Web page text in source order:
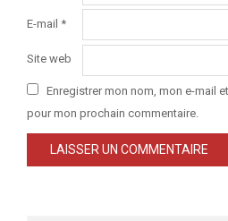
E-mail *
Site web
Enregistrer mon nom, mon e-mail
pour mon prochain commentaire.